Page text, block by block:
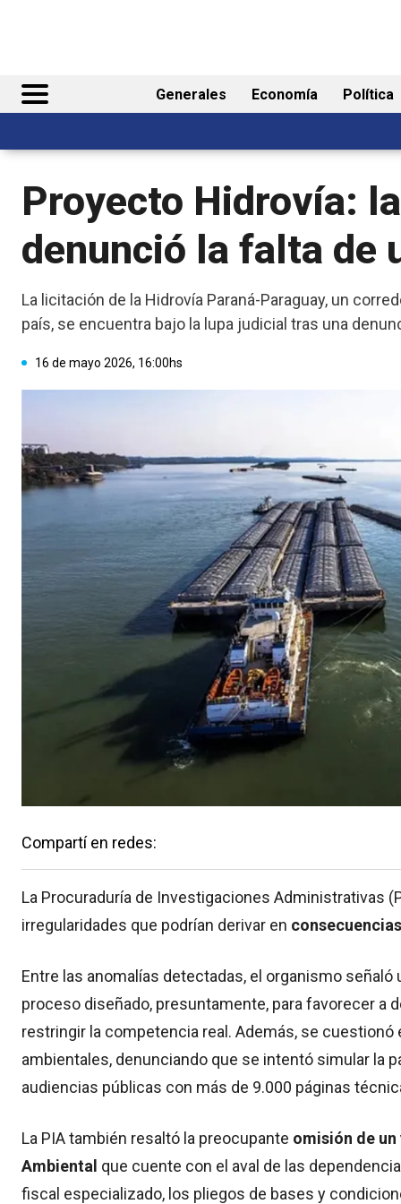
Generales Economía Política
Proyecto Hidrovía:
denunció la falta de
La licitación de la Hidrovía Paraná-Paraguay, un
país, se encuentra bajo la lupa judicial tras una
16 de mayo 2026, 16:00hs
Compartí en redes:
La Procuraduría de Investigaciones Administrativas
irregularidades que podrían derivar en
Entre las anomalías detectadas, el organismo
proceso diseñado, presuntamente, para favorecer a
restringir la competencia real. Además, se
ambientales, denunciando que se intentó simular la
audiencias públicas con más de 9.000 páginas
La PIA también resaltó la preocupante omisión de
Ambiental que cuente con el aval de las
fiscal especializado, los pliegos de bases y